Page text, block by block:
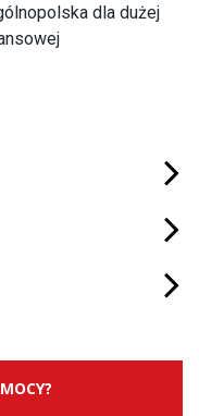
dla dużej